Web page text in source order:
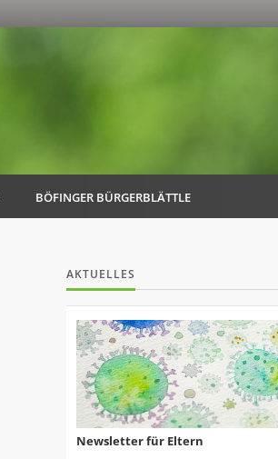
BÖFINGER BÜRGERBLÄTTLE
AKTUELLES
Newsletter für Eltern